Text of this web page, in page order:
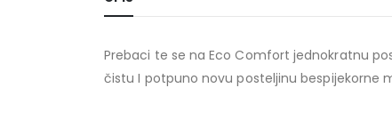
Prebaci te se na Eco Comfort jednokratnu
čistu I potpuno novu posteljinu bespijekorne